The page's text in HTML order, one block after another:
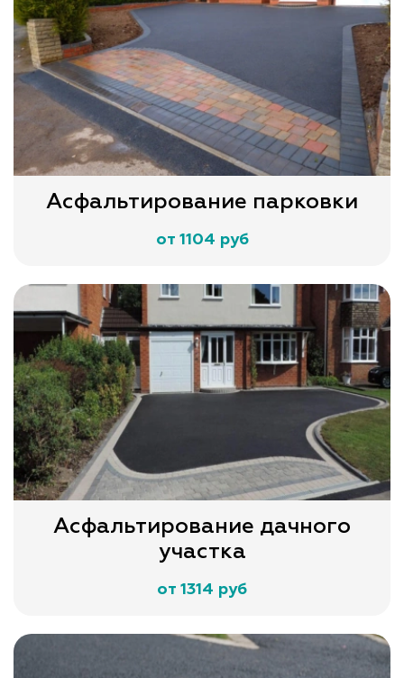
Асфальтирование парковки
от 1104 руб
Асфальтирование дачного
участка
от 1314 руб